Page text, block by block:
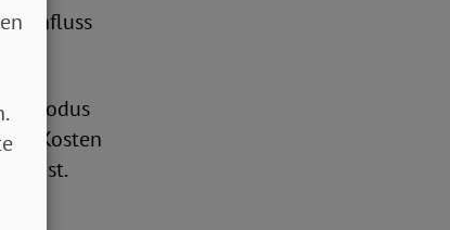
Einfluss
Modus
Kosten
ist.